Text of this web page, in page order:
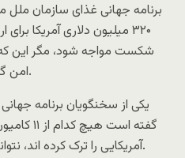
برنامه جهانی غذای سازمان
۳۲۰ میلیون دلاری آمریکا
شکست مواجه شود، مگر این که
امن گروه‌های بشردوستانه فراهم کند.
یکی از سخنگویان برنامه
گفته
آمریکایی را ترک کرده اند، نتوانستند طبق برنامه به انبار برسند.